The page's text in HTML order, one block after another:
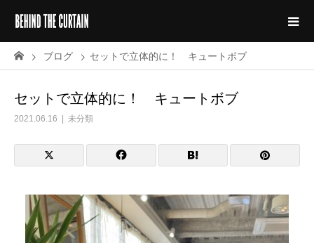
ブログ セットで立体的に！ キュートボブ
セットで立体的に！ キュートボブ
2021.06.16 未分類